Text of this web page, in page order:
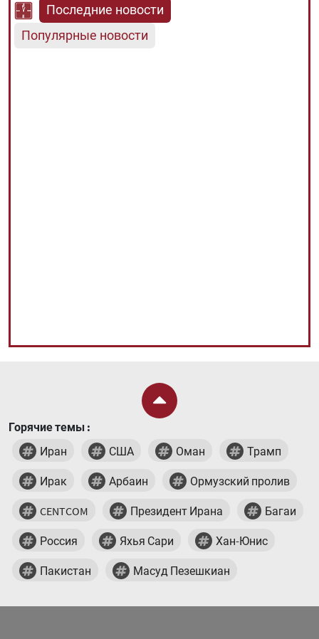
Последние новости
Популярные новости
Горячие темы :
Иран
США Оман Трамп
Ирак Арбаин Ормузский пролив
CENTCOM Президент Ирана Багаи
Россия Яхья Сари Хан-Юнис
Пакистан Масуд Пезешкиан